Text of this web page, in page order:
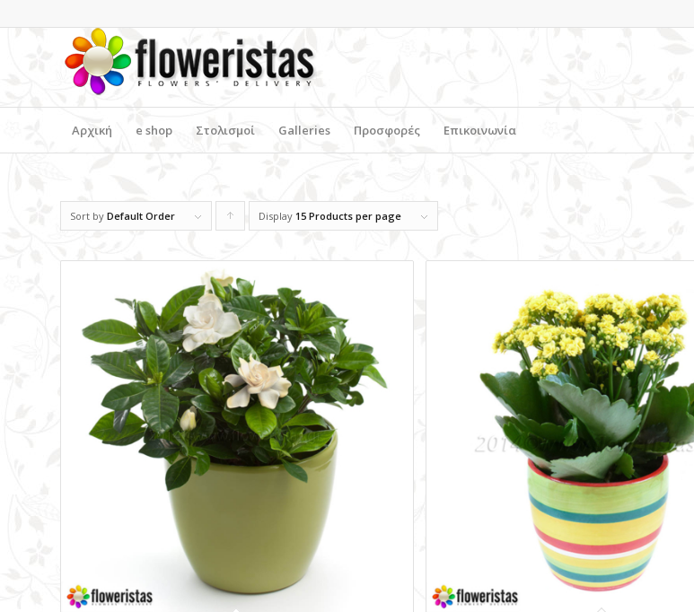
Αρχική e shop Στολισμοί Galleries Προσφορές Επικοινωνία
Sort by Default Order Click
order
products
ascending
Display 15 Products per page